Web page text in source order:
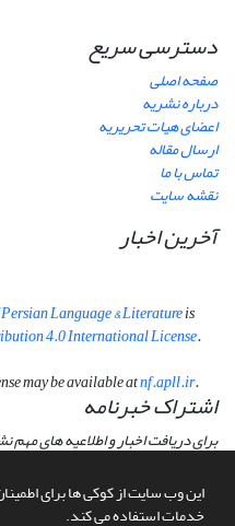
این وب سایت از کوکی ها برای
خدمات استفاده می کند.
دسترسی سریع
صفحه اصلی
درباره نشریه
اعضای هیات تحریریه
ارسال مقاله
تماس با ما
نقشه سایت
آخرین اخبار
Language & Literatureis
4.0 International License.
may be available atnf.apll.ir.
اشتراک خبرنامه
برای دریافت اخبار و اطلاعیه های